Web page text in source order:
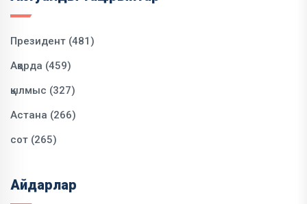
Президент (481)
Ақорда (459)
қылмыс (327)
Астана (266)
сот (265)
Айдарлар